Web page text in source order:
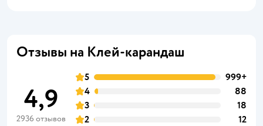
Отзывы на Клей-карандаш
4,9
2936 отзывов
5
999+
4
88
3
18
2
12